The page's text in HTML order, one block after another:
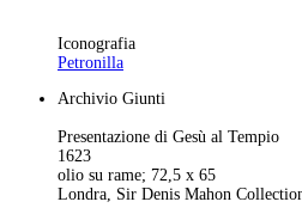
Iconografia
Petronilla
Archivio Giunti
Presentazione di Gesù al Tempio
1623
olio su rame; 72,5 x 65
Londra, Sir Denis Mahon